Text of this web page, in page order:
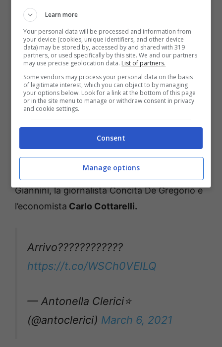
Ospite attesissima negli studi di
Che Fa, èAntonella Clerici , conduttrice del
programmaE ‘sempre mezzogiorno, in onda
su Rai Uno.Clerici parlerà del sua vita privata,
ma anche dei suoi progetti futuri.Non
mancheranno aneddoti e racconti sulla lunga
esperienza al timone di
Si parlerà poi dell’attuale situazione politica
nel nostro Paese, del piano vaccinale e dei
prossimi step contro l’emergenza sanitaria.In
La Stampa
Giannini, la giornalista Concita De Gregorio e
l’economista Carlo Cottarelli.
Arrivo????????????
https://t.co/WSCh0VEILQ
— Antonella Clerici⭐️
(@antoclerici) March 6, 2021
Learn more
Your personal data will be processed and information from
your device (cookies, unique identifiers, and other device
data) may be stored by, accessed by and shared with 319
partners, or used specifically by this site. We and our partners
may use precise geolocation data. List of partners.
Some vendors may process your personal data on the basis
of legitimate interest, which you can object to by managing
your options below. Look for a link at the bottom of this page
or in the site menu to manage or withdraw consent in privacy
and cookie settings.
Consent
Manage options